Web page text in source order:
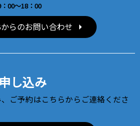
00～18：00
らのお問い合わせ
し込み
ご予約はこちらからご連絡くださ